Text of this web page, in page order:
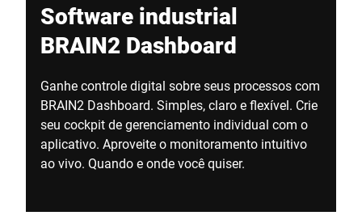
Software industrial
BRAIN2 Dashboard
Ganhe controle digital sobre seus processos com
BRAIN2 Dashboard. Simples, claro e flexível. Crie
seu cockpit de gerenciamento individual com o
aplicativo. Aproveite o monitoramento intuitivo
ao vivo. Quando e onde você quiser.